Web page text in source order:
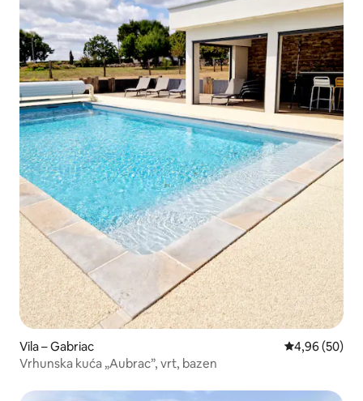
Vila – Gabriac Prosječna
4,96 (50)
Vrhunska kuća „Aubrac”, vrt, bazen